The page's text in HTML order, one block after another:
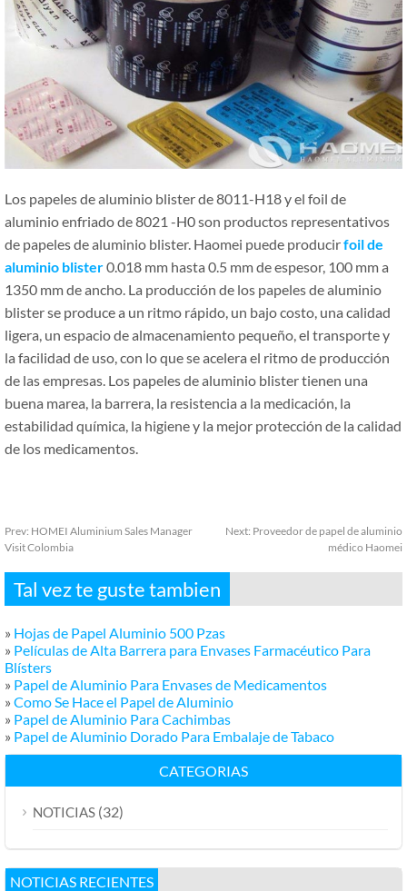
Los papeles de aluminio blister de 8011-H18 y el foil de
aluminio enfriado de 8021 -H0 son productos representativos
de papeles de aluminio blister. Haomei puede producirfoilde
aluminio blister0.018 mm hasta 0.5 mm de espesor, 100 mm a
1350 mm de ancho. La producción de los papeles de aluminio
blister se produce a un ritmo rápido, un bajo costo, una calidad
ligera, un espacio de almacenamiento pequeño, el transporte y
la facilidad de uso, con lo que se acelera el ritmo de producción
de las empresas. Los papeles de aluminio blister tienen una
buena marea, la barrera, la resistencia a la medicación, la
estabilidad química, la higiene y la mejor protección de la calidad
de los medicamentos.
Prev: HOMEI Aluminium Sales Manager
Visit Colombia
Next: Proveedor de papel de aluminio
médico Haomei
Tal vez te guste tambien
» Hojas de Papel Aluminio 500 Pzas
» Películas de Alta Barrera para Envases Farmacéutico Para
Blísters
» Papel de Aluminio Para Envases de Medicamentos
» Como Se Hace el Papel de Aluminio
» Papel de Aluminio Para Cachimbas
» Papel de Aluminio Dorado Para Embalaje de Tabaco
CATEGORIAS
NOTICIAS (32)
NOTICIAS RECIENTES